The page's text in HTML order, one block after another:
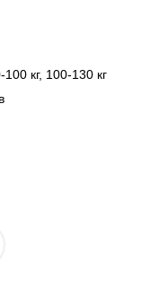
100 кг, 100-130 кг